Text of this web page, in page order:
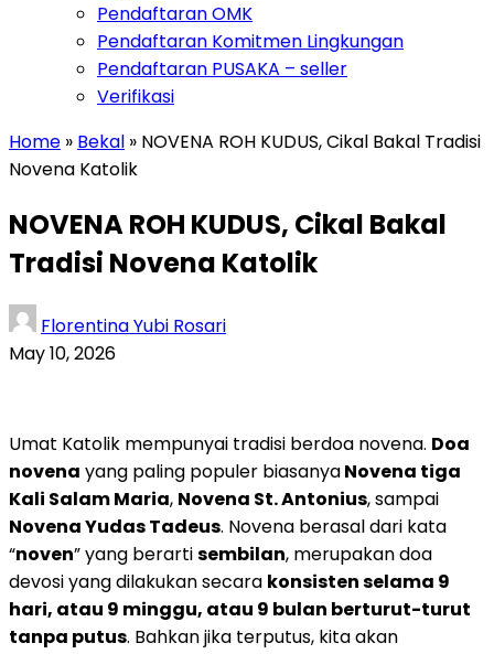
Pendaftaran OMK
Pendaftaran Komitmen Lingkungan
Pendaftaran PUSAKA – seller
Verifikasi
Home » Bekal » NOVENA ROH KUDUS, Cikal Bakal Tradisi
Novena Katolik
NOVENA ROH KUDUS, Cikal Bakal
Tradisi Novena Katolik
Florentina Yubi Rosari
May 10, 2026
Umat Katolik mempunyai tradisi berdoa novena. Doa
novena yang paling populer biasanyaNovena tiga
Kali Salam Maria, Novena St. Antonius, sampai
Novena Yudas Tadeus. Novena berasal dari kata
“noven” yang berartisembilan, merupakan doa
devosi yang dilakukan secara konsisten selama 9
hari, atau 9 minggu, atau 9 bulan berturut-turut
tanpa putus. Bahkan jika terputus, kita akan